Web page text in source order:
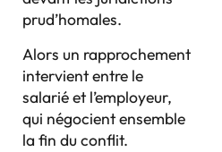
prud’homales.
Alors un rapprochement
intervient entre le
salarié et l’employeur,
qui négocient ensemble
la fin du conflit.